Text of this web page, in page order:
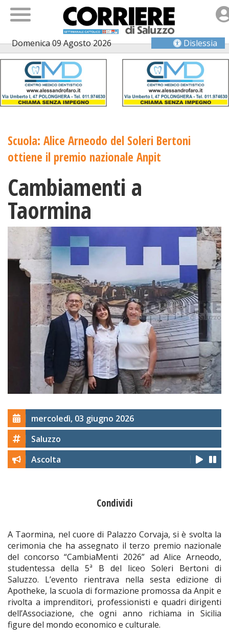
Domenica 09 Agosto 2026 Dislessia
Scuola: Alice Arneodo del Soleri Bertoni
ottiene il premio nazionale Anpit
Cambiamenti a
Taormina
mercoledì, 03 giugno 2026
Saluzzo
Ascolta
Condividi
A Taormina, nel cuore di Palazzo Corvaja, si è svolta la
cerimonia che ha assegnato il terzo premio nazionale
del concorso “CambiaMenti 2026” ad Alice Arneodo,
studentessa della 5ª B del liceo Soleri Bertoni di
Saluzzo. L’evento rientrava nella sesta edizione di
Apotheke, la scuola di formazione promossa da Anpit e
rivolta a imprenditori, professionisti e quadri dirigenti
dell’Associazione, che ogni anno richiama in Sicilia
figure del mondo economico e culturale.